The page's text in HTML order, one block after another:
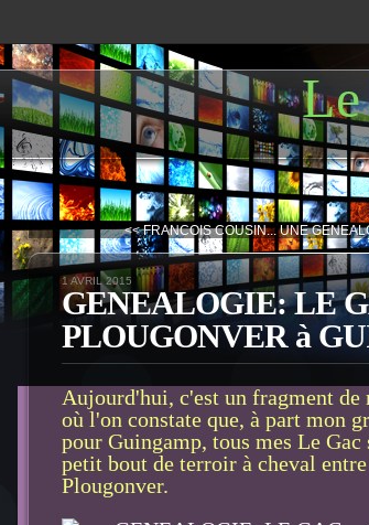
<< FRANCOIS COUSIN... UNE
1 AVRIL 2015
GENEALOGIE: LE
PLOUGONVER à
Aujourd'hui, c'est un fragment de
où l'on constate que, à part mon
pour Guingamp, tous mes Le
petit bout de terroir à cheval
Plougonver.